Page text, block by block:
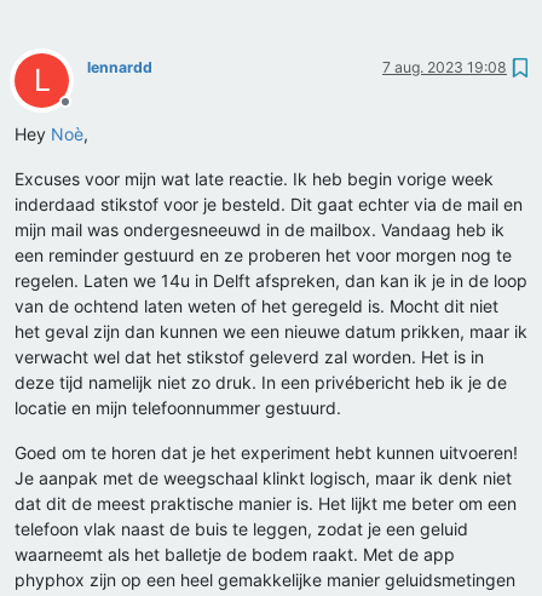
L
Offline
lennardd 7 aug. 2023 19:08
Hey Noè,
Excuses voor mijn wat late reactie. Ik heb begin vorige week
inderdaad stikstof voor je besteld. Dit gaat echter via de mail en
mijn mail was ondergesneeuwd in de mailbox. Vandaag heb ik
een reminder gestuurd en ze proberen het voor morgen nog te
regelen. Laten we 14u in Delft afspreken, dan kan ik je in de loop
van de ochtend laten weten of het geregeld is. Mocht dit niet
het geval zijn dan kunnen we een nieuwe datum prikken, maar ik
verwacht wel dat het stikstof geleverd zal worden. Het is in
deze tijd namelijk niet zo druk. In een privébericht heb ik je de
locatie en mijn telefoonnummer gestuurd.
Goed om te horen dat je het experiment hebt kunnen uitvoeren!
Je aanpak met de weegschaal klinkt logisch, maar ik denk niet
dat dit de meest praktische manier is. Het lijkt me beter om een
telefoon vlak naast de buis te leggen, zodat je een geluid
waarneemt als het balletje de bodem raakt. Met de app
phyphox zijn op een heel gemakkelijke manier geluidsmetingen